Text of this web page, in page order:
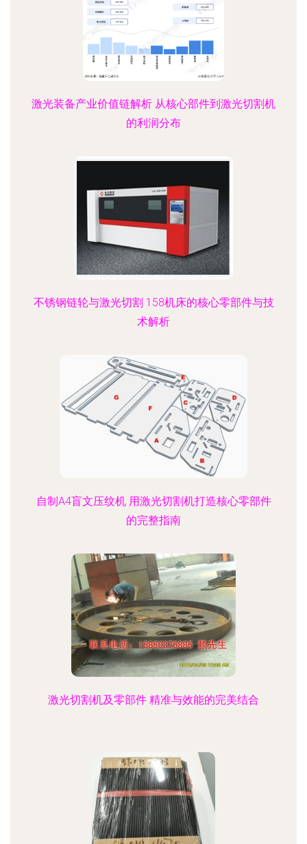
激光装备产业价值链解析 从核心部件到激光切割机
的利润分布
不锈钢链轮与激光切割 158机床的核心零部件与技
术解析
自制A4盲文压纹机 用激光切割机打造核心零部件
的完整指南
激光切割机及零部件 精准与效能的完美结合